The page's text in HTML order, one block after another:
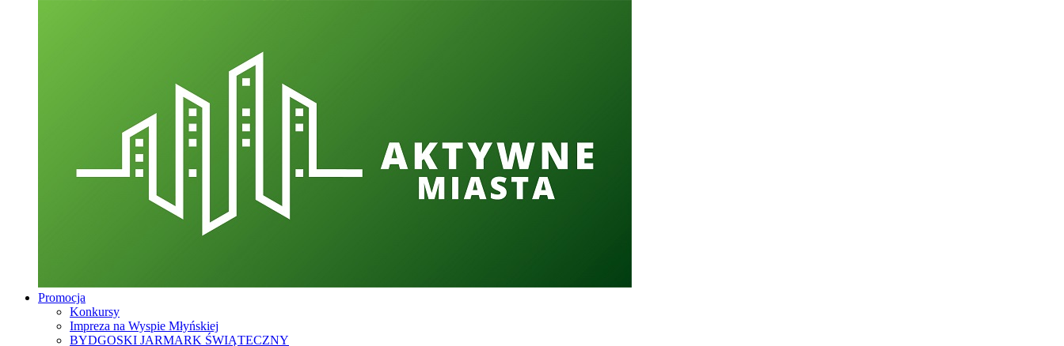
Promocja
Konkursy
Impreza na Wyspie Młyńskiej
BYDGOSKI JARMARK ŚWIĄTECZNY